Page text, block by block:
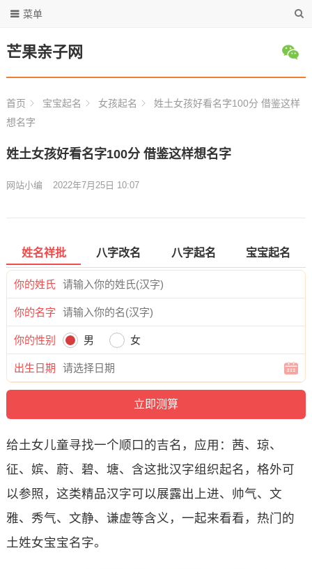
芒果亲子网
菜单
首页 宝宝起名 女孩起名
姓土女孩好看名字100分 借鉴这样
想名字
姓土女孩好看名字100分 借鉴这样想名字
网站小编 2022年7月25日 10:07
姓名祥批 八字改名 八字起名 宝宝起名
你的姓氏
你的名字
你的性别 男 女
出生日期
给土女儿童寻找一个顺口的吉名，应用：茜、琼、
征、嫔、蔚、碧、塘、含这批汉字组织起名，格外可
以参照，这类精品汉字可以展露出上进、帅气、文
雅、秀气、文静、谦虚等含义，一起来看看，热门的
土姓女宝宝名字。